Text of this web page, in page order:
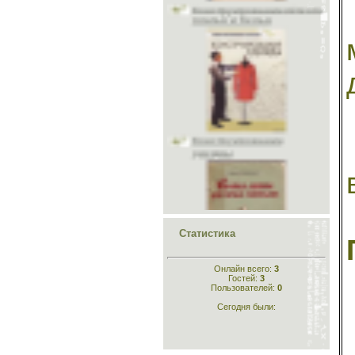
Учитесь шить и вязать
Головные уборы
Меховые головные уборы
Материалы
Исторический раздел
Одежда для кукол
Шьём животным
Рукоделие
Склад
Конструирование
Кройка и шитьё для
самых маленьких
Шейте сами
Статистика
Онлайн всего: 3
Гостей: 3
Пользователей: 0
Сегодня были: